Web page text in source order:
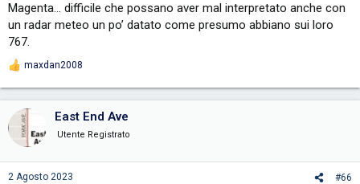
Magenta… difficile che possano aver mal interpretato anche con
un radar meteo un po’ datato come presumo abbiano sui loro
767.
R
t
i
n
s
maxdan2008
East End Ave
Utente Registrato
2 Agosto 2023 #66